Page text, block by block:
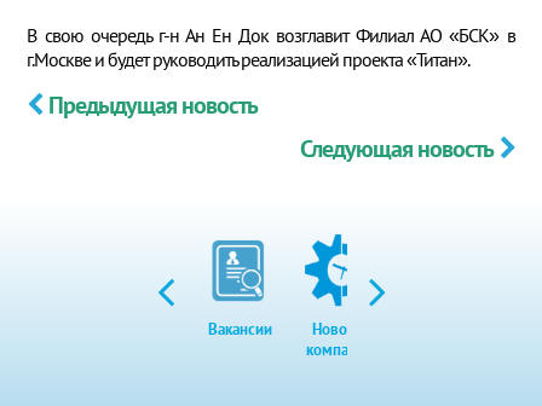
В свою очередь г-н Ан Ен Док возглавит Филиал АО «БСК» в
г.Москве и будет руководить реализацией проекта «Титан».
Предыдущая новость
Следующая новость
Вакансии
Новости
компании